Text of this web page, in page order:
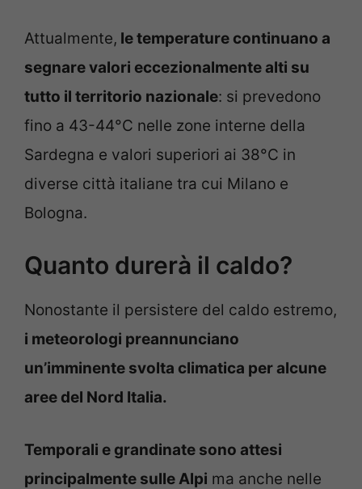
Attualmente, le temperature continuano a
segnare valori eccezionalmente alti su
tutto il territorio nazionale: si prevedono
fino a 43-44°C nelle zone interne della
Sardegna e valori superiori ai 38°C in
diverse città italiane tra cui Milano e
Bologna.
Quanto durerà il caldo?
Nonostante il persistere del caldo estremo,
i meteorologi preannunciano
un’imminente svolta climatica per alcune
aree del Nord Italia.
Temporali e grandinate sono attesi
principalmente sulle Alpi ma anche nelle